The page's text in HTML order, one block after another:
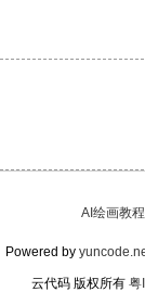
AI绘画教程
Powered by
云代码 版权所有 粤